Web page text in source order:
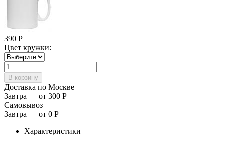
390 Р
Цвет кружки:
Доставка по Москве
Завтра — от 300 Р
Самовывоз
Завтра — от 0 Р
Характеристики